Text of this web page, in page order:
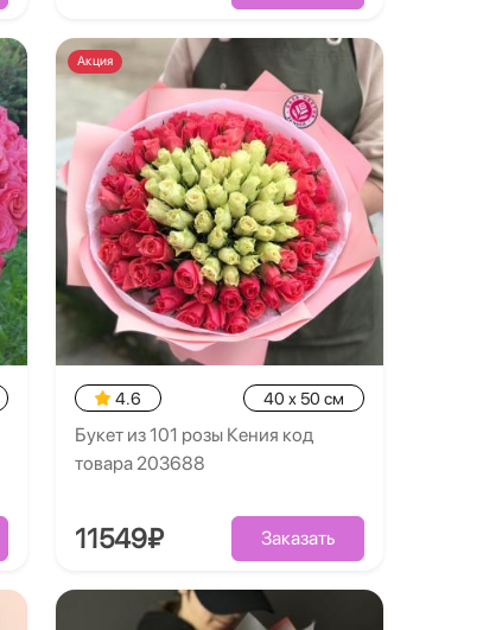
Акция
4.6 40 x 50 см
Букет из 101 розы Кения код
товара 203688
11549₽ Заказать